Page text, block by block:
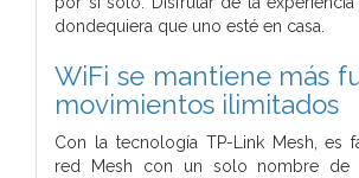
dondequiera que uno esté en casa.
WiFi se mantiene más
movimientos ilimitados
Con la tecnología TP-Link Mesh, es
red Mesh con un solo nombre de